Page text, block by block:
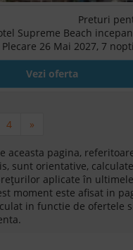
Preturi
Supreme Beach
Plecare 26 Mai 2027, 7
Vezi oferta
4 »
aceasta pagina,
sunt orientative,
aplicate în
moment este afisat in
in functie de ofertele si